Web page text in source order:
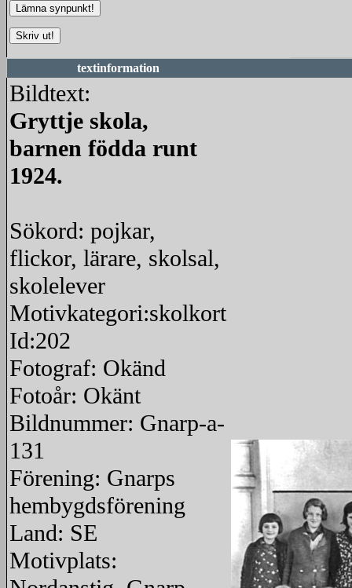
textinformation
Bildtext:
Gryttje skola,
barnen födda runt
1924.
Sökord: pojkar,
flickor, lärare, skolsal,
skolelever
Motivkategori:skolkort
Id:202
Fotograf: Okänd
Fotoår: Okänt
Bildnummer: Gnarp-a-
131
Förening: Gnarps
hembygdsförening
Land: SE
Motivplats: